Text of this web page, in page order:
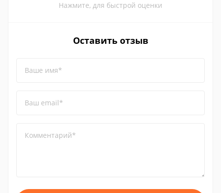
Нажмите, для быстрой оценки
Оставить отзыв
Ваше имя*
Ваш email*
Комментарий*